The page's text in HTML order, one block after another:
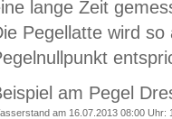
lange Zeit
Pegellatte wird
am Pegel
am 16.07.2013 08:00 Uhr: